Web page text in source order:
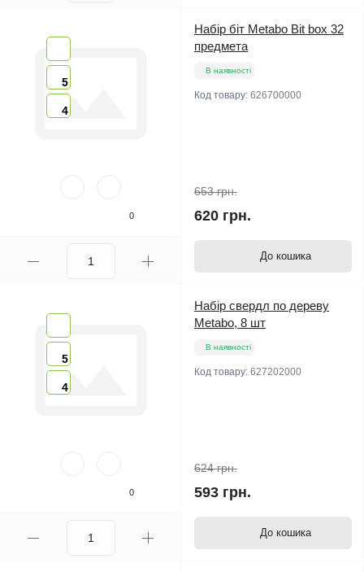
5
4
0
Набір біт Metabo Bit box 32
предмета
В наявності
Код товару: 626700000
653 грн.
620 грн.
До кошика
5
4
0
Набір свердл по дереву
Metabo, 8 шт
В наявності
Код товару: 627202000
624 грн.
593 грн.
До кошика